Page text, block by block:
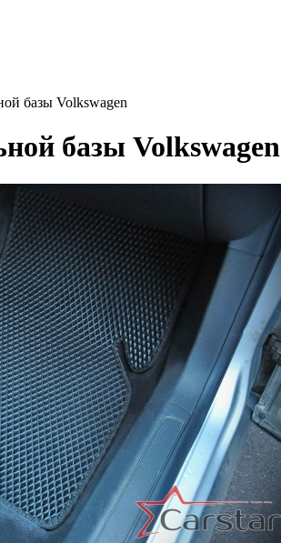
базы Volkswagen
базы Volkswagen